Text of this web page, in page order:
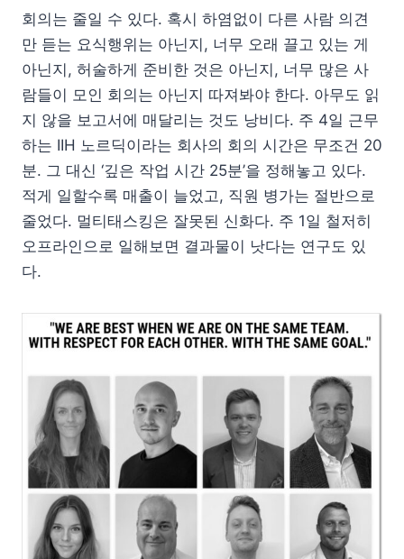
회의는 줄일 수 있다. 혹시 하염없이 다른 사람 의견
만 듣는 요식행위는 아닌지, 너무 오래 끌고 있는 게
아닌지, 허술하게 준비한 것은 아닌지, 너무 많은 사
람들이 모인 회의는 아닌지 따져봐야 한다. 아무도 읽
지 않을 보고서에 매달리는 것도 낭비다. 주 4일 근무
하는 IIH 노르딕이라는 회사의 회의 시간은 무조건 20
분. 그 대신 ‘깊은 작업 시간 25분’을 정해놓고 있다.
적게 일할수록 매출이 늘었고, 직원 병가는 절반으로
줄었다. 멀티태스킹은 잘못된 신화다. 주 1일 철저히
오프라인으로 일해보면 결과물이 낫다는 연구도 있
다.